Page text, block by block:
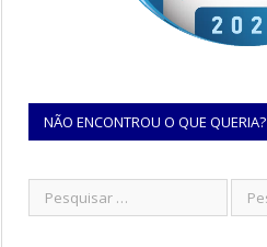
NÃO ENCONTROU O QUE QUERIA?